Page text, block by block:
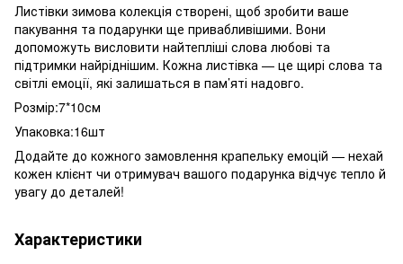
Листівки зимова колекція створені, щоб зробити ваше
пакування та подарунки ще привабливішими. Вони
допоможуть висловити найтепліші слова любові та
підтримки найріднішим. Кожна листівка — це щирі слова та
світлі емоції, які залишаться в пам’яті надовго.
Розмір:7*10см
Упаковка:16шт
Додайте до кожного замовлення крапельку емоцій — нехай
кожен клієнт чи отримувач вашого подарунка відчує тепло й
увагу до деталей!
Характеристики